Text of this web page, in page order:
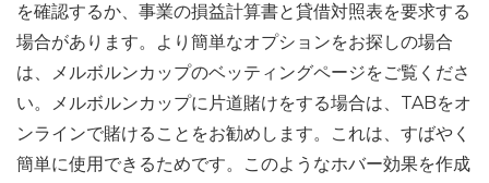
を確認するか、事業の損益計算書と貸借対照表を要求する
場合があります。より簡単なオプションをお探しの場合
は、メルボルンカップのベッティングページをご覧くださ
い。メルボルンカップに片道賭けをする場合は、TABをオ
ンラインで賭けることをお勧めします。これは、すばやく
簡単に使用できるためです。このようなホバー効果を作成